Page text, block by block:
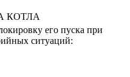
КОТЛА
его пуска при
ситуаций: